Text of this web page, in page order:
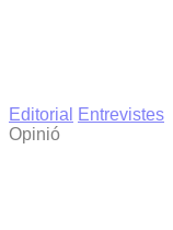
Editorial
Entrevistes
Opinió